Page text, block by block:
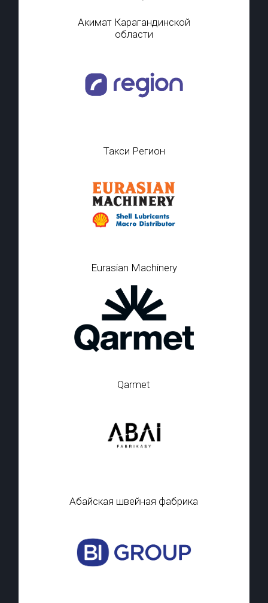
Акимат Карагандинской
области
Такси Регион
Eurasian Machinery
Qarmet
Абайская швейная фабрика